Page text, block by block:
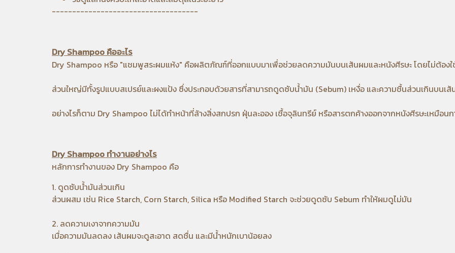
------------------------------------
Dry Shampoo คืออะไร
Dry Shampoo หรือ "แชมพูสระผมแห้ง" คือผลิตภัณฑ์ที่ออกแบบมาเพื่อช่วยลดความมันบนเส้นผมและหนังศีรษะ โดยไม่ต้องใ
ส่วนใหญ่มีทั้งรูปแบบสเปรย์และผงแป้ง ซึ่งประกอบด้วยสารที่สามารถดูดซับน้ำมัน (Sebum) เหงื่อ และความชื้นส่วนเกินบนเ
อย่างไรก็ตาม Dry Shampoo ไม่ได้ทำหน้าที่ล้างสิ่งสกปรก ฝุ่นละออง เชื้อจุลินทรีย์ หรือสารตกค้างออกจากหนังศีรษะเหมือน
Dry Shampoo ทำงานอย่างไร
หลักการทำงานของ Dry Shampoo คือ
1. ดูดซับน้ำมันส่วนเกิน
ส่วนผสม เช่น Rice Starch, Corn Starch, Silica หรือ Modified Starch จะช่วยดูดซับ Sebum ทำให้ผมดูไม่มัน
2. ลดความเงาจากความมัน
เมื่อความมันลดลง เส้นผมจะดูสะอาด สดชื่น และมีน้ำหนักเบาน้อยลง